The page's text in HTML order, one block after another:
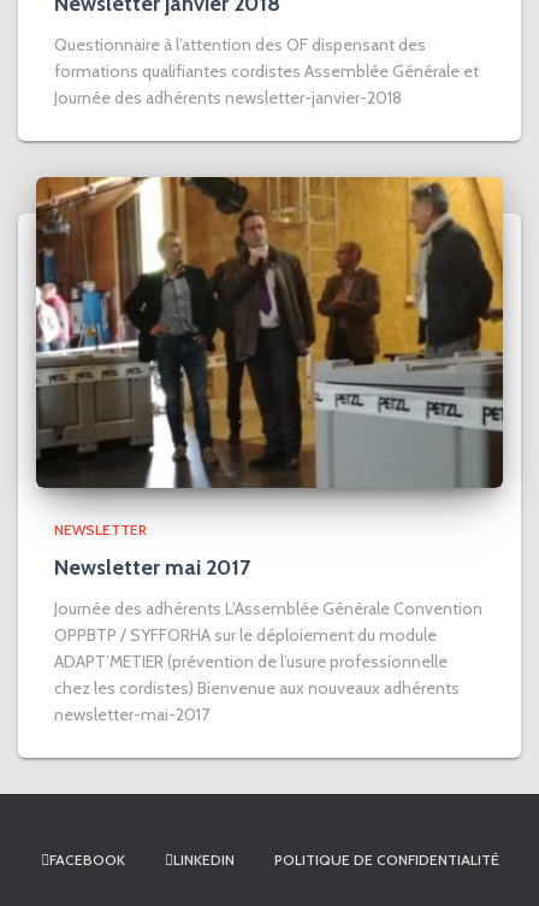
Questionnaire à l’attention des OF dispensant des
formations qualifiantes cordistes Assemblée Générale et
Journée des adhérents newsletter-janvier-2018
NEWSLETTER
Newsletter mai 2017
Journée des adhérents L’Assemblée Générale Convention
OPPBTP / SYFFORHA sur le déploiement du module
ADAPT’METIER (prévention de l’usure professionnelle
chez les cordistes) Bienvenue aux nouveaux adhérents
newsletter-mai-2017
FACEBOOK LINKEDIN POLITIQUE DE CONFIDENTIALITÉ